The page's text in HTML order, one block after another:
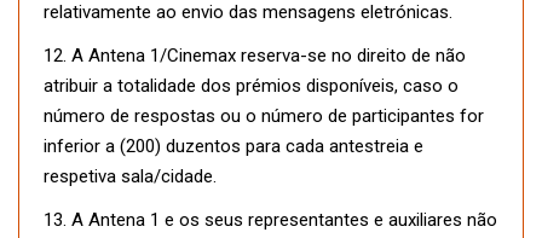
relativamente ao envio das mensagens eletrónicas.
12. A Antena 1/Cinemax reserva-se no direito de não
atribuir a totalidade dos prémios disponíveis, caso o
número de respostas ou o número de participantes for
inferior a (200) duzentos para cada antestreia e
respetiva sala/cidade.
13. A Antena 1 e os seus representantes e auxiliares não